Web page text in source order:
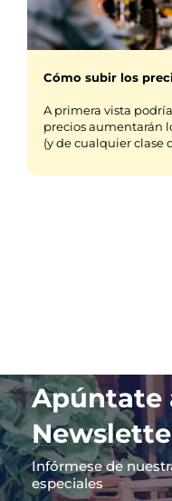
Cómo subir los
A primera vista
precios aumentarán
(y de cualquier clase
Apúntate
Infórmese de
especiales